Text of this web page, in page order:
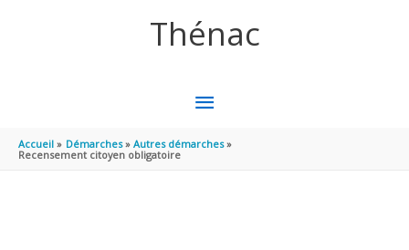
Thénac
MENU
PRINCIPAL
Accueil Démarches
Autres démarches
Recensement citoyen obligatoire